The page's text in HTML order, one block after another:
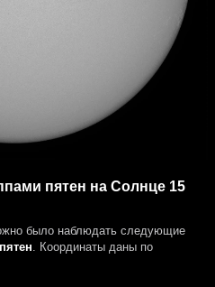
пятен на Солнце 15
было наблюдать следующие
. Координаты даны по